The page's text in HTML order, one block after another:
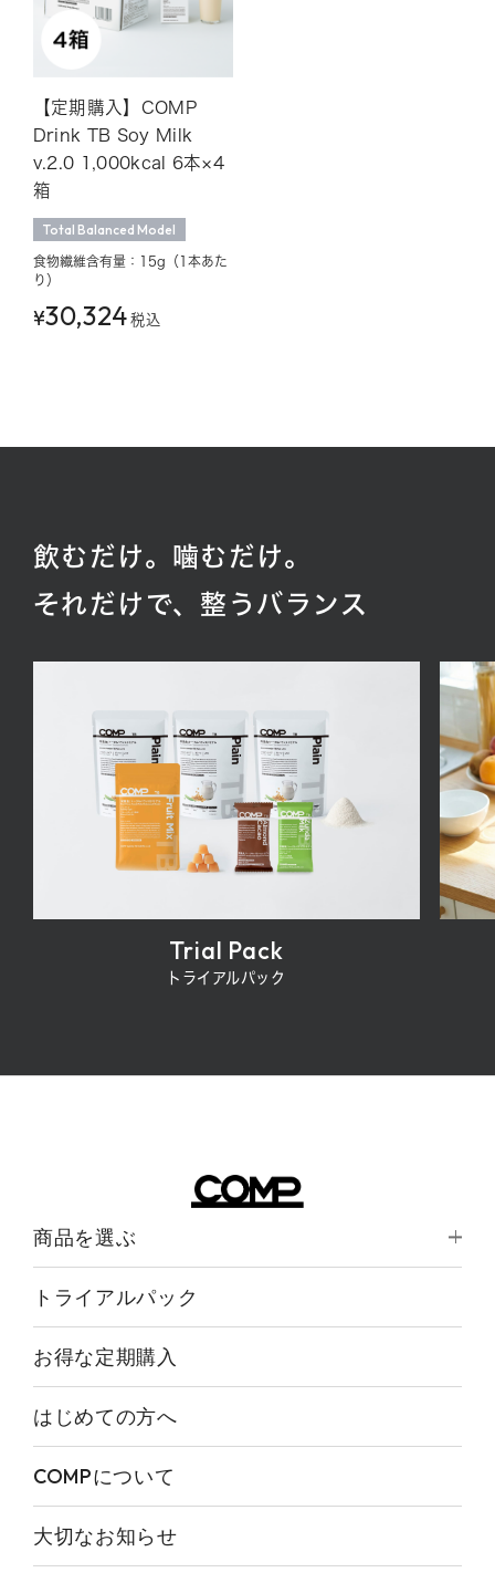
【定期購入】COMP
Drink TB Soy Milk
v.2.0 1,000kcal 6本×4
箱
Total Balanced Model
食物繊維含有量：15g（1本あた
り）
¥30,324 税込
飲むだけ。噛むだけ。
それだけで、整うバランス
Trial Pack
トライアルパック
商品を選ぶ
トライアルパック
お得な定期購入
はじめての方へ
COMPについて
大切なお知らせ